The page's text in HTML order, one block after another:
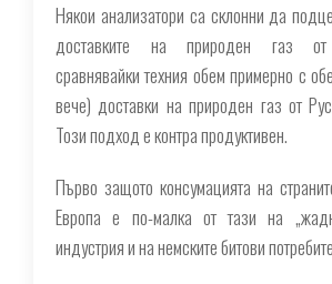
Някои анализатори са склонни да
доставките на природен газ от
сравнявайки техния обем примерно с
вече) доставки на природен газ от
Този подход е контра продуктивен.
Първо защото консумацията на
Европа е по-малка от тази на
индустрия и на немските битови